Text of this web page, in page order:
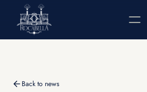
Back to news